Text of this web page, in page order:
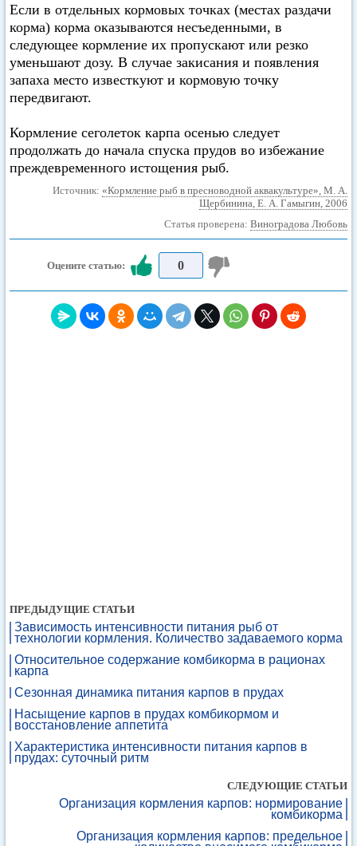
Если в отдельных кормовых точках (местах раздачи
корма) корма оказываются несъеденными, в
следующее кормление их пропускают или резко
уменьшают дозу. В случае закисания и появления
запаха место известкуют и кормовую точку
передвигают.
Кормление сеголеток карпа осенью следует
продолжать до начала спуска прудов во избежание
преждевременного истощения рыб.
Источник: «Кормление рыб в пресноводной аквакультуре», М. А.
Щербинина, Е. А. Гамыгин, 2006
Статья проверена: Виноградова Любовь
Оцените статью: 0
ПРЕДЫДУЩИЕ СТАТЬИ
Зависимость интенсивности питания рыб от
технологии кормления. Количество задаваемого корма
Относительное содержание комбикорма в рационах
карпа
Сезонная динамика питания карпов в прудах
Насыщение карпов в прудах комбикормом и
восстановление аппетита
Характеристика интенсивности питания карпов в
прудах: суточный ритм
СЛЕДУЮЩИЕ СТАТЬИ
Организация кормления карпов: нормирование
комбикорма
Организация кормления карпов: предельное